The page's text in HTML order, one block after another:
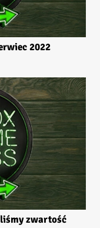
2022
zwartość